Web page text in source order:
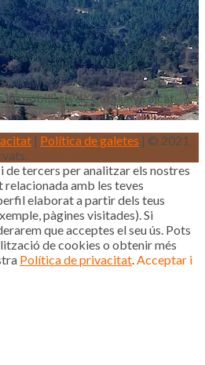
immobiliaris de Catalunya aicat
| Política de galetes | © 2021
tercers per analitzar els nostres
amb les teves
elaborat a partir dels teus
pàgines visitades). Si
que acceptes el seu ús. Pots
de cookies o obtenir més
Política de privacitat.Acceptar i